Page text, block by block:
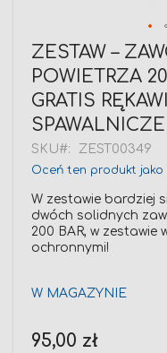
Przejdź
na
początek
galerii
ZESTAW –
POWIETRZA
GRATIS
SKU ZEST00349
Oceń ten produkt jako
W zestawie bardziej
dwóch solidnych
200 BAR, w
ochronnymi!
W MAGAZYNIE
95,00 zł